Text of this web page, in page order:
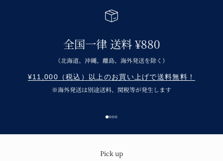
全国一律 送料 ¥880
（北海道、沖縄、離島、海外発送を除く）
¥11,000（税込）以上のお買い上げで送料無料！
※海外発送は別途送料、関税等が発生します
I18n Error: Missing interpolation
I18n Error: Missing interpolation
I18n Error: Missing interpolation
I18n Error: Missing interpolation
Pick up